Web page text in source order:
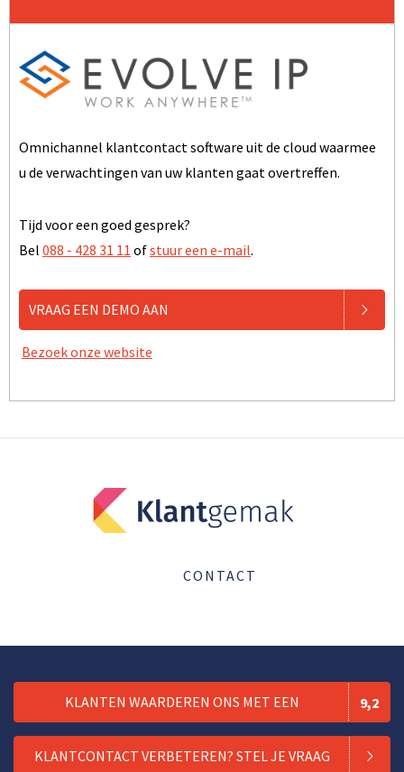
Omnichannel klantcontact software uit de cloud waarmee
u de verwachtingen van uw klanten gaat overtreffen.
Tijd voor een goed gesprek?
Bel 088 - 428 31 11 ofstuur een e-mail.
VRAAG EEN DEMO AAN
Bezoek onze website
CONTACT
KLANTEN WAARDEREN ONS MET EEN 9,2
KLANTCONTACT VERBETEREN? STEL JE VRAAG